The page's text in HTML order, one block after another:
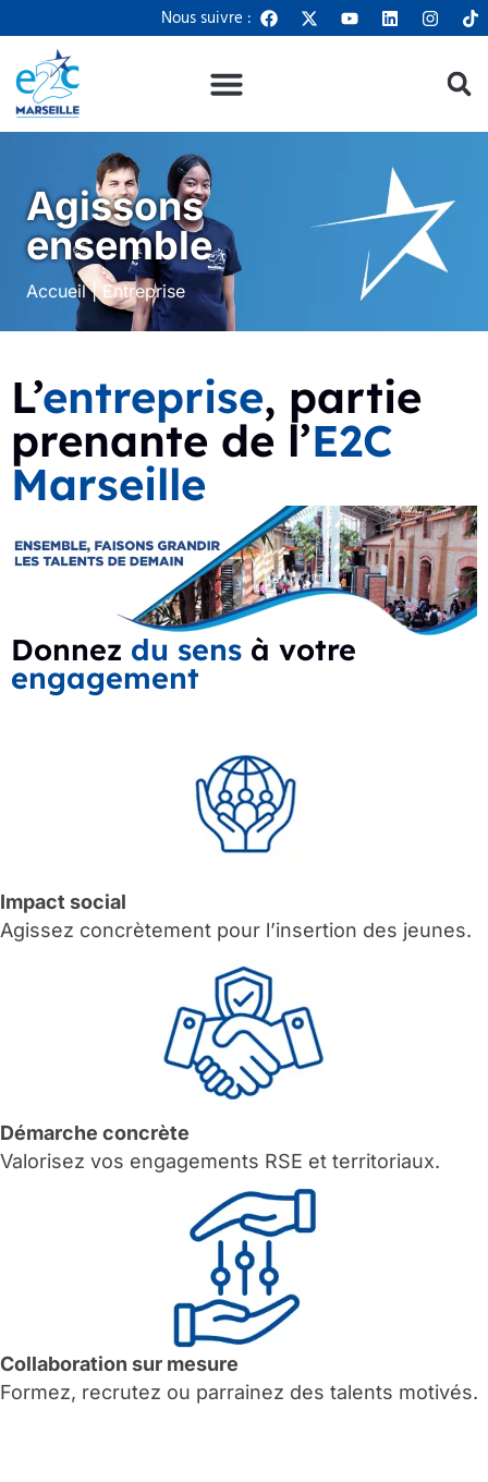
Nous suivre :
Agissons
ensemble
Accueil| Entreprise
L’entreprise, partie
prenante de l’E2C
Marseille
Donnez du sens à votre
engagement
Impact social
Agissez concrètement pour l’insertion des jeunes.
Démarche concrète
Valorisez vos engagements RSE et territoriaux.
Collaboration sur mesure
Formez, recrutez ou parrainez des talents motivés.
Panneau de gestion des cookies